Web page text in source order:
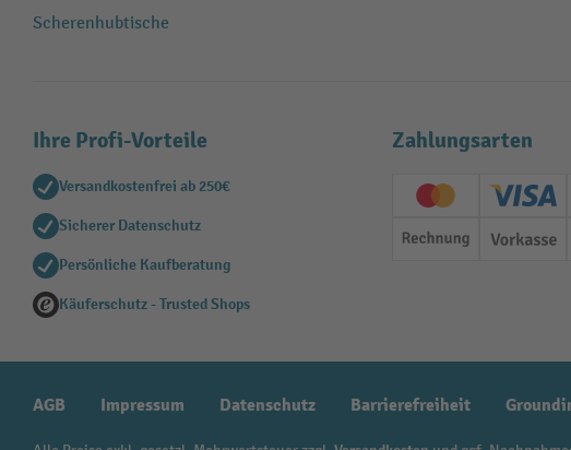
Scherenhubtische
Ihre Profi-Vorteile
Versandkostenfrei ab 250€
Sicherer Datenschutz
Persönliche Kaufberatung
Käuferschutz - Trusted Shops
Zahlungsarten
Creditcard
Rechnung
AGB Impressum Datenschutz Barrierefreiheit